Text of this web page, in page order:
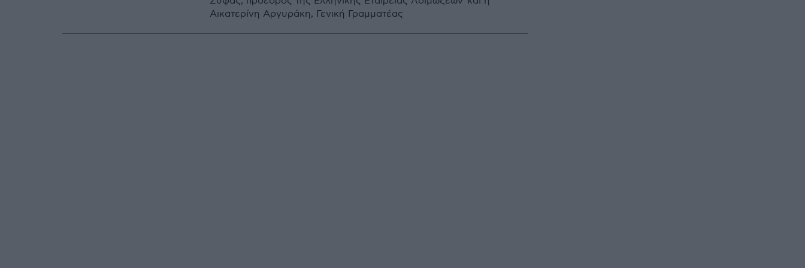
Αικατερίνη Αργυράκη, Γενική Γραμματέας